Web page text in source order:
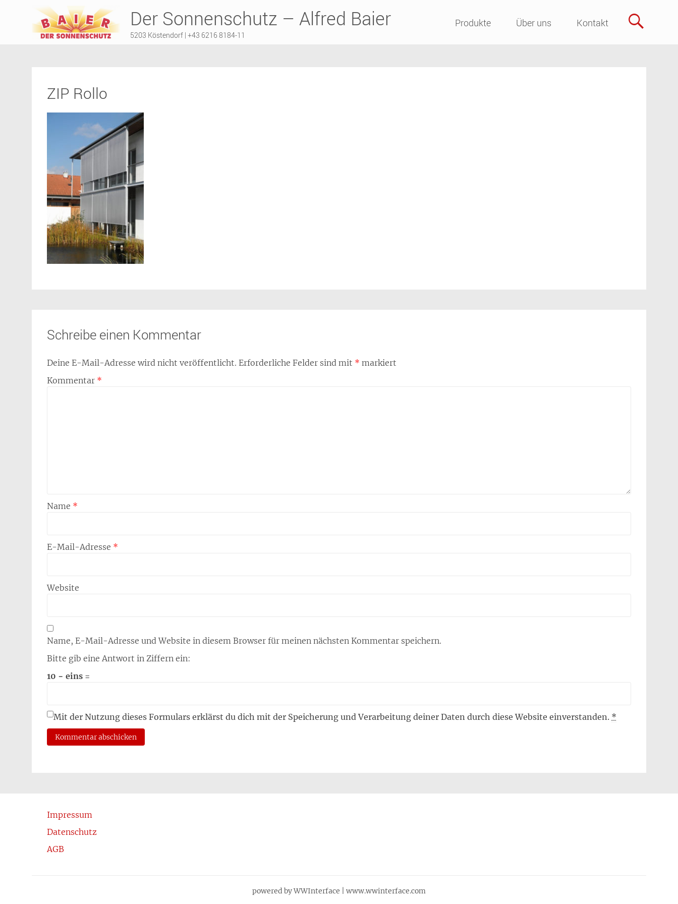
Der Sonnenschutz – Alfred Baier
5203 Köstendorf | +43 6216 8184-11
to
Produkte Über uns Kontakt
ZIP Rollo
Schreibe einen Kommentar
Deine E-Mail-Adresse wird nicht veröffentlicht. Erforderliche Felder sind mit * markiert
Kommentar *
Name *
E-Mail-Adresse *
Website
Name, E-Mail-Adresse und Website in diesem Browser für meinen nächsten Kommentar speichern.
Bitte gib eine Antwort in Ziffern ein:
10 − eins =
Mit der Nutzung dieses Formulars erklärst du dich mit der Speicherung und Verarbeitung deiner Daten durch diese Website einverstanden. *
Impressum
Datenschutz
AGB
powered by WWInterface | www.wwinterface.com